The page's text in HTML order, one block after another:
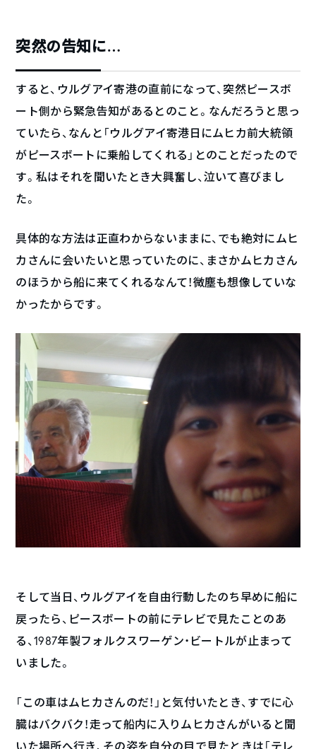
突然の告知に…
すると、ウルグアイ寄港の直前になって、突然ピースボ
ート側から緊急告知があるとのこと。なんだろうと思っ
ていたら、なんと「ウルグアイ寄港日にムヒカ前大統領
がピースボートに乗船してくれる」とのことだったので
す。私はそれを聞いたとき大興奮し、泣いて喜びまし
た。
具体的な方法は正直わからないままに、でも絶対にムヒ
カさんに会いたいと思っていたのに、まさかムヒカさん
のほうから船に来てくれるなんて！微塵も想像していな
かったからです。
そして当日、ウルグアイを自由行動したのち早めに船に
戻ったら、ピースボートの前にテレビで見たことのあ
る、1987年製フォルクスワーゲン・ビートルが止まって
いました。
「この車はムヒカさんのだ！」と気付いたとき、すでに心
臓はバクバク！走って船内に入りムヒカさんがいると聞
いた場所へ行き、その姿を自分の目で見たときは「テレ